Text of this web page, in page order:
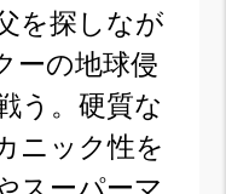
を探しなが
ーの地球侵
う。硬質な
ニック性を